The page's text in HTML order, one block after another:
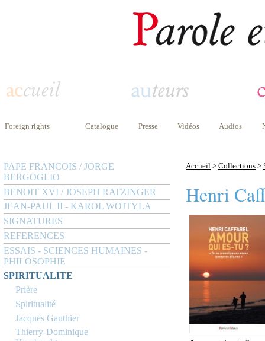
Foreign rights Catalogue Presse Vidéos Audios
PAPE FRANCOIS / JORGE
BERGOGLIO
BENOIT XVI / JOSEPH RATZINGER
JEAN-PAUL II - KAROL WOJTYLA
SIGNATURES
REFERENCES
ESSAIS - SCIENCES HUMAINES -
PHILOSOPHIE
SPIRITUALITE
Prière
Spiritualité
Jacques Gauthier
Thierry-Dominique
Accueil > Collections >
Henri